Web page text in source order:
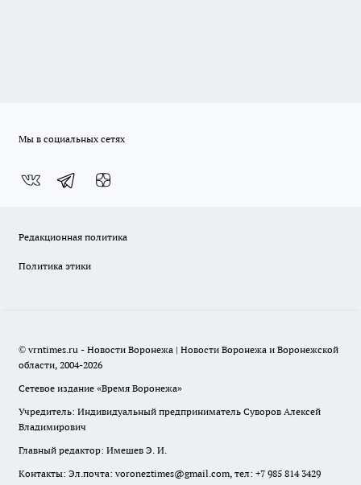
Мы в социальных сетях
Редакционная политика
Политика этики
© vrntimes.ru - Новости Воронежа | Новости Воронежа и Воронежской
области, 2004-2026
Сетевое издание «Время Воронежа»
Учредитель: Индивидуальный предприниматель Суворов Алексей
Владимирович
Главный редактор: Имешев Э. И.
Контакты: Эл.почта: voroneztimes@gmail.com, тел: +7 985 814 3429